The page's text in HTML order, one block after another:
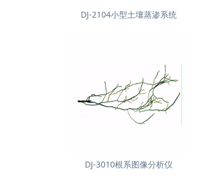
DJ-2104小型土壤蒸渗系统
DJ-3010根系图像分析仪